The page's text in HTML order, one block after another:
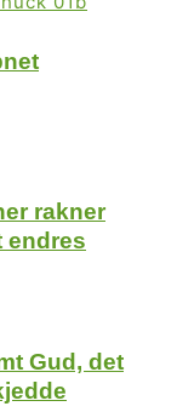
rakner
endres
Gud, det